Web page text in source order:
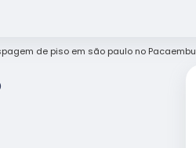
de piso em são paulo no Pacaembu